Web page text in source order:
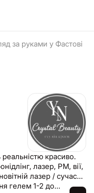
за руками у Фастові
красиво.
лазер / сучасні
Манікюр з покриттям + укріплення гелем 1-2 довжина (однотонний)